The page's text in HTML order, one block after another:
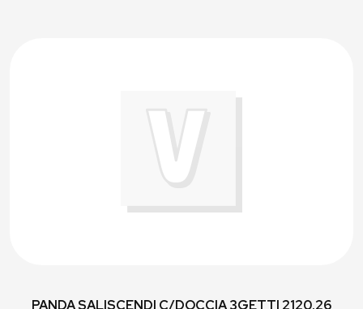
PANDA SALISCENDI C/DOCCIA 3GETTI 2120.26